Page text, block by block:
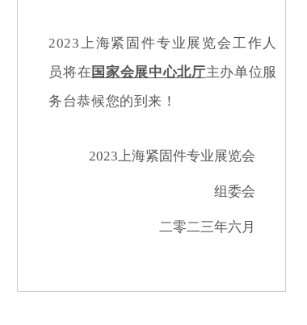
2023上海紧固件专业展览会工作人
员将在 国家会展中心北厅主办单位服
务台恭候您的到来！
2023上海紧固件专业展览会
组委会
二零二三年六月